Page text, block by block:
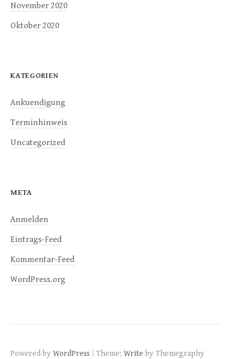
November 2020
Oktober 2020
KATEGORIEN
Ankuendigung
Terminhinweis
Uncategorized
META
Anmelden
Eintrags-Feed
Kommentar-Feed
WordPress.org
Powered by WordPress Theme: Write by Themegraphy